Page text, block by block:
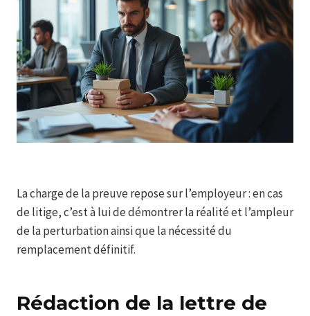
La charge de la preuve repose sur l’employeur : en cas
de litige, c’est à lui de démontrer la réalité et l’ampleur
de la perturbation ainsi que la nécessité du
remplacement définitif.
Rédaction de la lettre de